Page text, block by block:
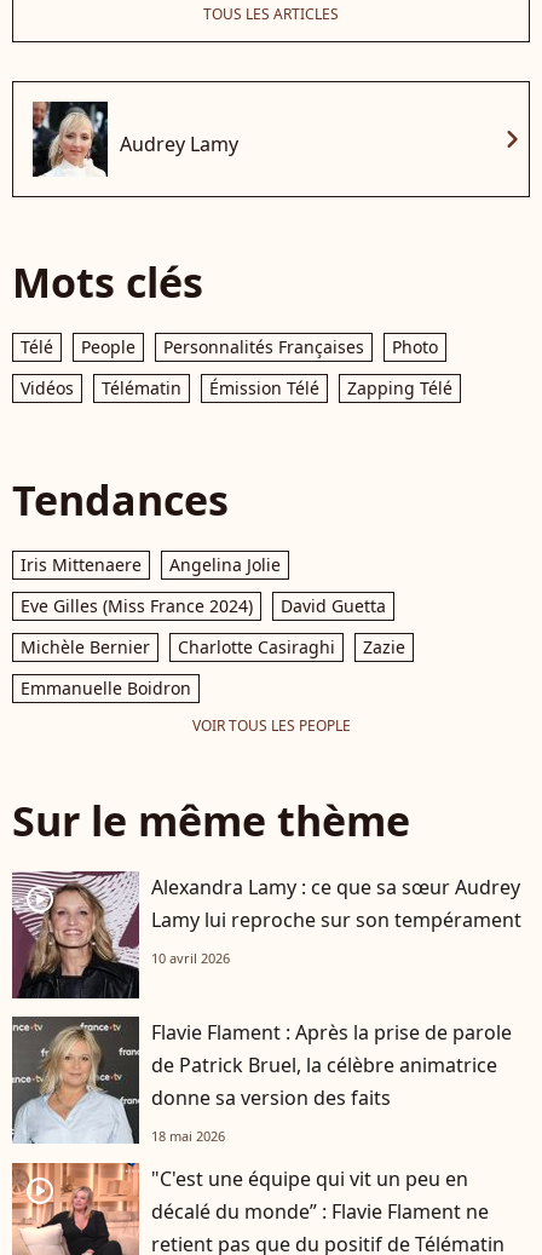
TOUS LES ARTICLES
Audrey Lamy chevron_right
Mots clés
Télé People Personnalités Françaises
Photo
Vidéos
Télématin Émission Télé Zapping Télé
Tendances
Iris Mittenaere
Angelina Jolie
Eve Gilles (Miss France 2024)
David Guetta
Michèle Bernier
Charlotte Casiraghi
Zazie
Emmanuelle Boidron
VOIR TOUS LES PEOPLE
Sur le même thème
player2
Alexandra Lamy : ce que sa sœur Audrey
Lamy lui reproche sur son tempérament
10 avril 2026
Flavie Flament : Après la prise de parole
de Patrick Bruel, la célèbre animatrice
donne sa version des faits
18 mai 2026
player2
"C'est une équipe qui vit un peu en
décalé du monde” : Flavie Flament ne
retient pas que du positif de Télématin